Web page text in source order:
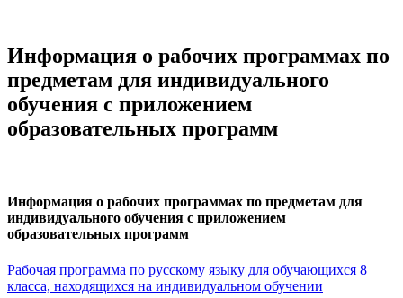
Информация о рабочих программах по
предметам для индивидуального
обучения с приложением
образовательных программ
Информация о рабочих программах по предметам для
индивидуального обучения с приложением
образовательных программ
Рабочая программа по русскому языку для обучающихся 8
класса, находящихся на индивидуальном обучении